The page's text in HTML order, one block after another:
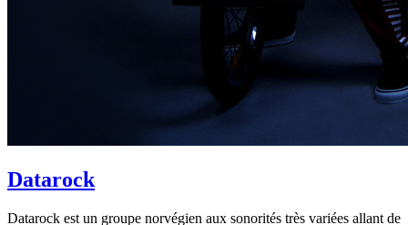
Datarock
Datarock est un groupe norvégien aux sonorités très variées allant de